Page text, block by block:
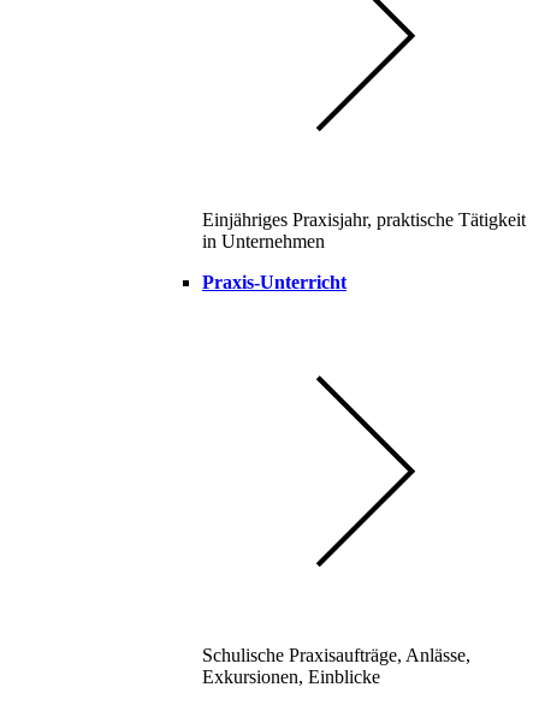
Einjähriges Praxisjahr, praktische Tätigkeit
in Unternehmen
Praxis-Unterricht
Schulische Praxisaufträge, Anlässe,
Exkursionen, Einblicke